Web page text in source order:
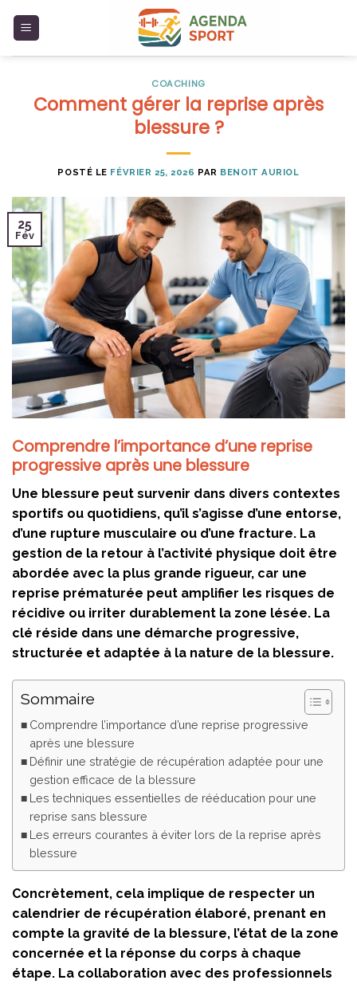
COACHING
Comment gérer la reprise après
blessure ?
POSTÉ LE FÉVRIER 25, 2026 PAR BENOIT AURIOL
25
Fév
Comprendre l’importance d’une reprise
progressive après une blessure
Une blessure peut survenir dans divers contextes
sportifs ou quotidiens, qu’il s’agisse d’une entorse,
d’une rupture musculaire ou d’une fracture. La
gestion de la retour à l’activité physique doit être
abordée avec la plus grande rigueur, car une
reprise prématurée peut amplifier les risques de
récidive ou irriter durablement la zone lésée. La
clé réside dans une démarche progressive,
structurée et adaptée à la nature de la blessure.
Sommaire
Comprendre l’importance d’une reprise progressive
après une blessure
Définir une stratégie de récupération adaptée pour une
gestion efficace de la blessure
Les techniques essentielles de rééducation pour une
reprise sans blessure
Les erreurs courantes à éviter lors de la reprise après
blessure
Concrètement, cela implique de respecter un
calendrier de récupération élaboré, prenant en
compte la gravité de la blessure, l’état de la zone
concernée et la réponse du corps à chaque
étape. La collaboration avec des professionnels